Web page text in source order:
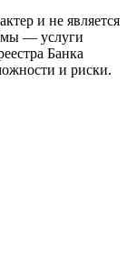
и не является
— услуги
Банка
и риски.